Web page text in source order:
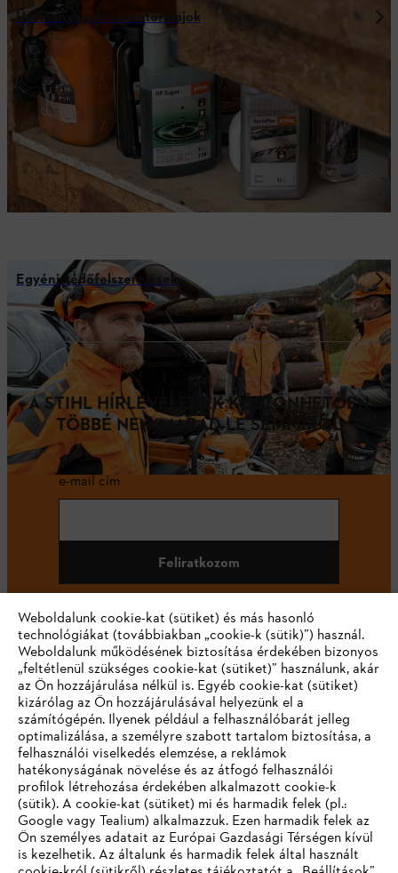
Üzemanyagok és motorolajok
Egyéni védőfelszerelések
A STIHL HÍRLEVELÉNEK KÖSZÖNHETŐEN
TÖBBÉ NEM MARAD LE SEMMIRŐL
e-mail cím
Feliratkozom
#STIHL
Vállalat
Weboldalunk cookie-kat (sütiket) és más hasonló
technológiákat (továbbiakban „cookie-k (sütik)”) használ.
Weboldalunk működésének biztosítása érdekében bizonyos
„feltétlenül szükséges cookie-kat (sütiket)” használunk, akár
az Ön hozzájárulása nélkül is. Egyéb cookie-kat (sütiket)
kizárólag az Ön hozzájárulásával helyezünk el a
számítógépén. Ilyenek például a felhasználóbarát jelleg
optimalizálása, a személyre szabott tartalom biztosítása, a
felhasználói viselkedés elemzése, a reklámok
hatékonyságának növelése és az átfogó felhasználói
profilok létrehozása érdekében alkalmazott cookie-k
(sütik). A cookie-kat (sütiket) mi és harmadik felek (pl.:
Google vagy Tealium) alkalmazzuk. Ezen harmadik felek az
Ön személyes adatait az Európai Gazdasági Térségen kívül
is kezelhetik. Az általunk és harmadik felek által használt